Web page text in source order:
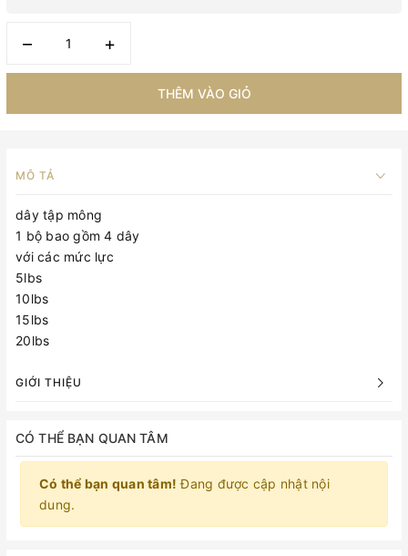
– +
THÊM VÀO GIỎ
MÔ TẢ
dây tập mông
1 bộ bao gồm 4 dây
với các mức lực
5lbs
10lbs
15lbs
20lbs
GIỚI THIỆU
CÓ THỂ BẠN QUAN TÂM
Có thể bạn quan tâm! Đang được cập nhật nội
dung.